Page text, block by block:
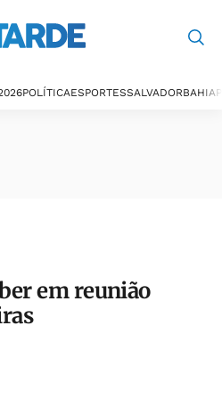
POLÍTICAESPORTESSALVADORBAHIA
em reunião